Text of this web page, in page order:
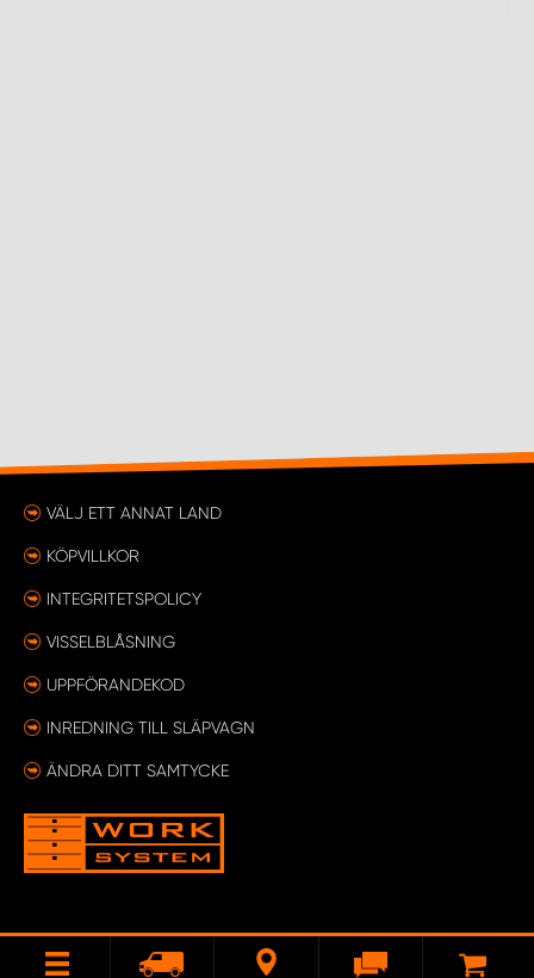
VÄLJ ETT ANNAT LAND
KÖPVILLKOR
INTEGRITETSPOLICY
VISSELBLÅSNING
UPPFÖRANDEKOD
INREDNING TILL SLÄPVAGN
ÄNDRA DITT SAMTYCKE